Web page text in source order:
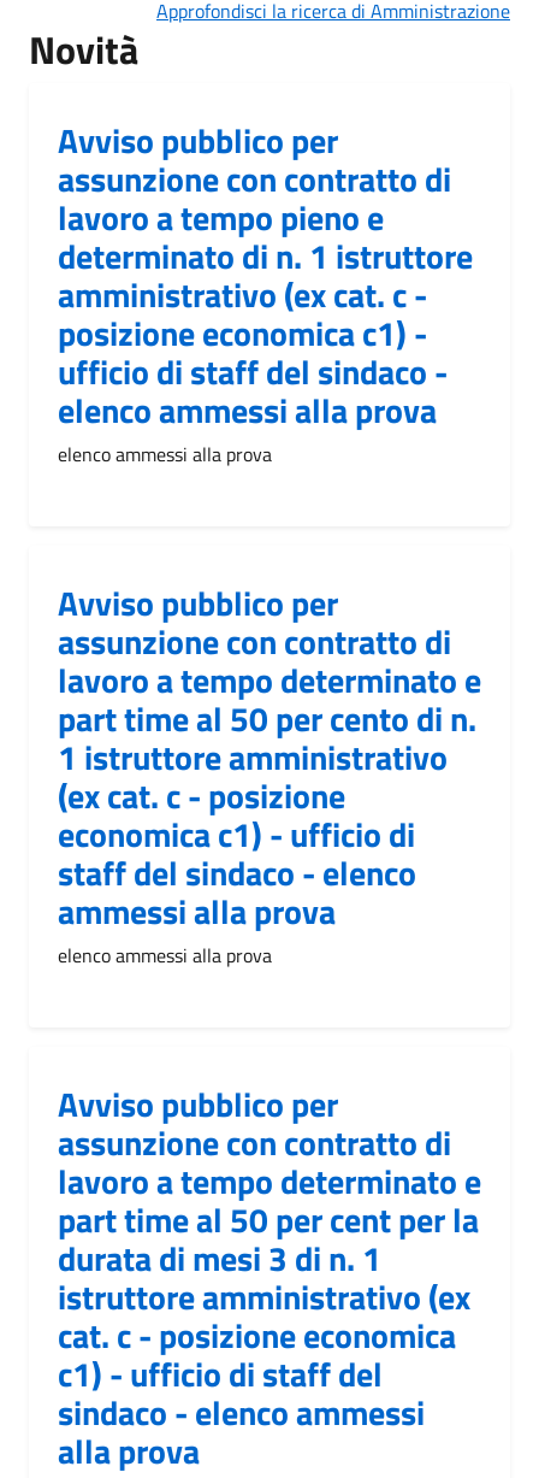
Approfondisci la ricerca di Amministrazione
Novità
Avviso pubblico per
assunzione con contratto di
lavoro a tempo pieno e
determinato di n. 1 istruttore
amministrativo (ex cat. c -
posizione economica c1) -
ufficio di staff del sindaco -
elenco ammessi alla prova
elenco ammessi alla prova
Avviso pubblico per
assunzione con contratto di
lavoro a tempo determinato e
part time al 50 per cento di n.
1 istruttore amministrativo
(ex cat. c - posizione
economica c1) - ufficio di
staff del sindaco - elenco
ammessi alla prova
elenco ammessi alla prova
Avviso pubblico per
assunzione con contratto di
lavoro a tempo determinato e
part time al 50 per cent per la
durata di mesi 3 di n. 1
istruttore amministrativo (ex
cat. c - posizione economica
c1) - ufficio di staff del
sindaco - elenco ammessi
alla prova